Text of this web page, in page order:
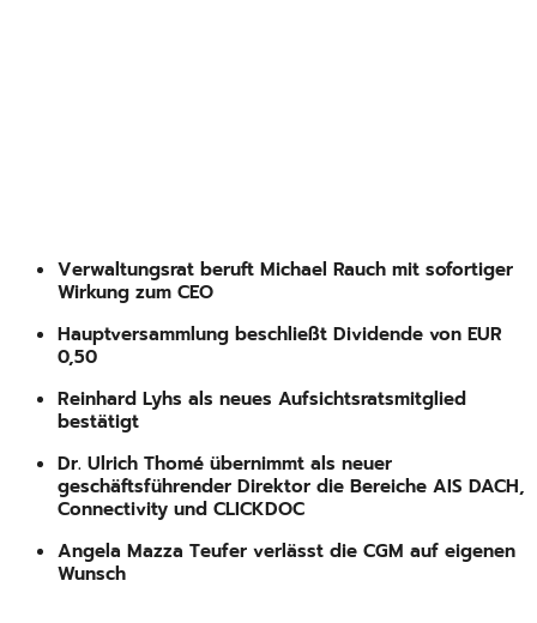
Verwaltungsrat beruft Michael Rauch mit sofortiger
Wirkung zum CEO
Hauptversammlung beschließt Dividende von EUR
0,50
Reinhard Lyhs als neues Aufsichtsratsmitglied
bestätigt
Dr. Ulrich Thomé übernimmt als neuer
geschäftsführender Direktor die Bereiche AIS DACH,
Connectivity und CLICKDOC
Angela Mazza Teufer verlässt die CGM auf eigenen
Wunsch